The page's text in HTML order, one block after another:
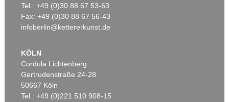
Tel.: +49 (0)30 88 67 53-63
Fax: +49 (0)30 88 67 56-43
infoberlin@kettererkunst.de
KÖLN
Cordula Lichtenberg
Gertrudenstraße 24-28
50667 Köln
Tel.: +49 (0)221 510 908-15